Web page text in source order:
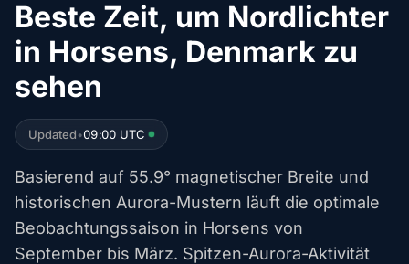
Beste Zeit, um Nordlichter
in Horsens, Denmark zu
sehen
Updated•09:00 UTC
Basierend auf 55.9° magnetischer Breite und
historischen Aurora-Mustern läuft die optimale
Beobachtungssaison in Horsens von
September bis März. Spitzen-Aurora-Aktivität